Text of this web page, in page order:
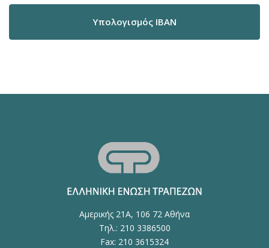
Υπολογισμός IBAN
Αμερικής 21Α, 106 72 Αθήνα
Τηλ.: 210 3386500
Fax: 210 3615324